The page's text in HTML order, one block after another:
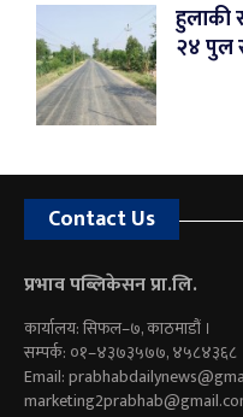
हुलाकी
२४ पुल
Contact Us
प्रभाव पब्लिकेसन प्रा.लि.
कार्यालय: सिफल–७, काठमाडौं ।
सम्पर्क: ०१–४३७३५७७, ४५८४३६८
Email: